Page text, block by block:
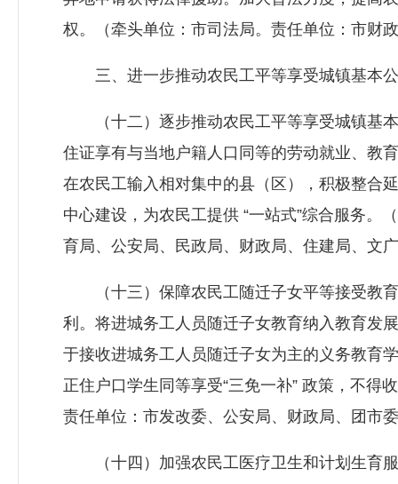
权。（牵头单位：市司法局。责任单位：市财
三、进一步推动农民工平等享受城镇基本
（十二）逐步推动农民工平等享受城镇基本
住证享有与当地户籍人口同等的劳动就业、教
在农民工输入相对集中的县（区），积极整合
中心建设，为农民工提供 “一站式”综合服务。
育局、公安局、民政局、财政局、住建局、文
（十三）保障农民工随迁子女平等接受教育
利。将进城务工人员随迁子女教育纳入教育发
于接收进城务工人员随迁子女为主的义务教育
正住户口学生同等享受“三免一补” 政策，不得
责任单位：市发改委、公安局、财政局、团市
（十四）加强农民工医疗卫生和计划生育服